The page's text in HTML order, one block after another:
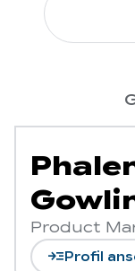
Product
read_moreProfil